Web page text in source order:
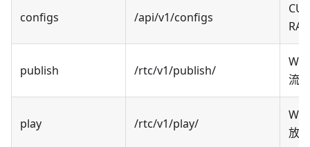
configs /api/v1/configs
publish /rtc/v1/publish/
流
play /rtc/v1/play/
放